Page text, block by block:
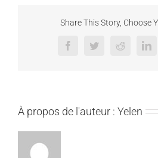
Share This Story, Choose
FacebookTwitterReddit
À propos de l'auteur : Yelen